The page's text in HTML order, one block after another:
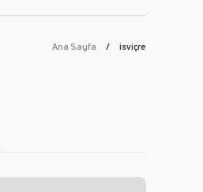
Ana Sayfa isviçre